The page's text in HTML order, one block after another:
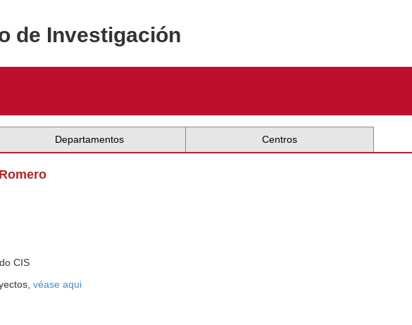
de Investigación
Departamentos Centros
CIS
véase aqui